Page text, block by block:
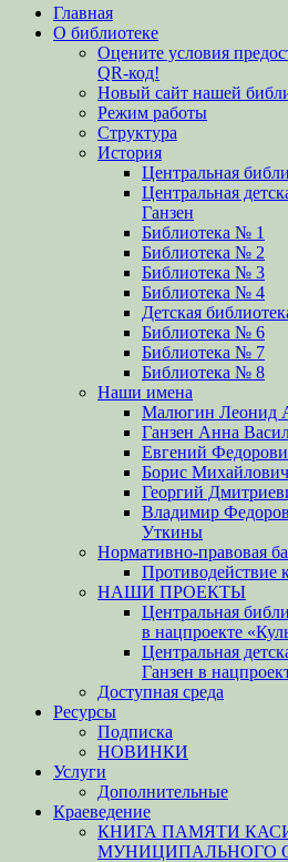
Перейти
содержимому
Главная
О библиотеке
Оцените условия
QR-код!
Новый сайт нашей
Режим работы
Структура
История
Центральная
Центральная
Ганзен
Библиотека № 1
Библиотека № 2
Библиотека № 3
Библиотека № 4
Детская
Библиотека № 6
Библиотека № 7
Библиотека № 8
Наши имена
Малюгин Леонид
Ганзен Анна
Евгений
Борис
Георгий
Владимир
Уткины
Нормативно-правовая
Противодействие
НАШИ ПРОЕКТЫ
Центральная
в нацпроекте
Центральная
Ганзен в
Доступная среда
Ресурсы
Подписка
НОВИНКИ
Услуги
Дополнительные
Краеведение
КНИГА ПАМЯТИ
МУНИЦИПАЛЬНОГО